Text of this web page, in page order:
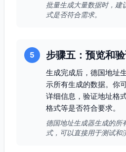
批量生成大量数据时，建
式是否符合需求。
5 步骤五：预览和
生成完成后，德国地址
示所有生成的数据。你
详细信息，验证地址格
格式等是否符合要求。
德国地址生成器生成的所
式，可以直接用于测试和